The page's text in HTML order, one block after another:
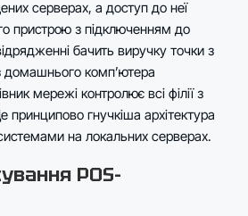
серверах, а доступ до неї
пристрою з підключенням до
бачить виручку точки з
домашнього комп’ютера
мережі контролює всі філії з
принципово гнучкіша архітектура
на локальних серверах.
POS-